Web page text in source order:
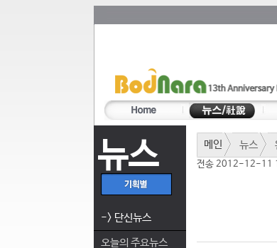
뉴스
-> 단신뉴스
오늘의 주요뉴스
메인 뉴스
전송 2012-12-11